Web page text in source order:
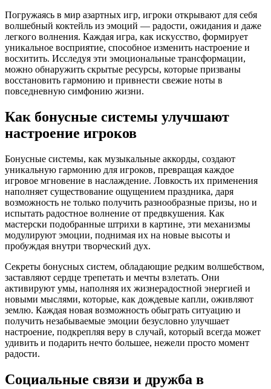
Погружаясь в мир азартных игр, игроки открывают для себя
волшебный коктейль из эмоций — радости, ожидания и даже
легкого волнения. Каждая игра, как искусство, формирует
уникальное восприятие, способное изменить настроение и
восхитить. Исследуя эти эмоциональные трансформации,
можно обнаружить скрытые ресурсы, которые призваны
восстановить гармонию и привнести свежие ноты в
повседневную симфонию жизни.
Как бонусные системы улучшают
настроение игроков
Бонусные системы, как музыкальные аккорды, создают
уникальную гармонию для игроков, превращая каждое
игровое мгновение в наслаждение. Ловкость их применения
наполняет существование ощущением праздника, даря
возможность не только получить разнообразные призы, но и
испытать радостное волнение от предвкушения. Как
мастерски подобранные штрихи в картине, эти механизмы
модулируют эмоции, поднимая их на новые высоты и
пробуждая внутри творческий дух.
Секреты бонусных систем, обладающие редким волшебством,
заставляют сердце трепетать и мечты взлетать. Они
активируют умы, наполняя их жизнерадостной энергией и
новыми мыслями, которые, как дождевые капли, оживляют
землю. Каждая новая возможность обыграть ситуацию и
получить незабываемые эмоции безусловно улучшает
настроение, подкрепляя веру в случай, который всегда может
удивить и подарить нечто большее, нежели просто момент
радости.
Социальные связи и дружба в